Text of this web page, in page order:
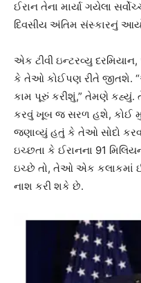
ઈરાન તેના માર્યા ગયેલા
દિવસીય અંતિમ સંસ્કારનું
એક ટીવી ઇન્ટરવ્યુ
કે તેઓ કોઈપણ રીતે જીતશે.
કામ પૂરું કરીશું,” તેમણે
કરવું ખૂબ જ સરળ હશે, કોઈ
જણાવ્યું હતું કે તેઓ સોદો
ઇચ્છતા કે ઈરાનના 91
ઇચ્છે તો, તેઓ એક કલાકમાં
નાશ કરી શકે છે.